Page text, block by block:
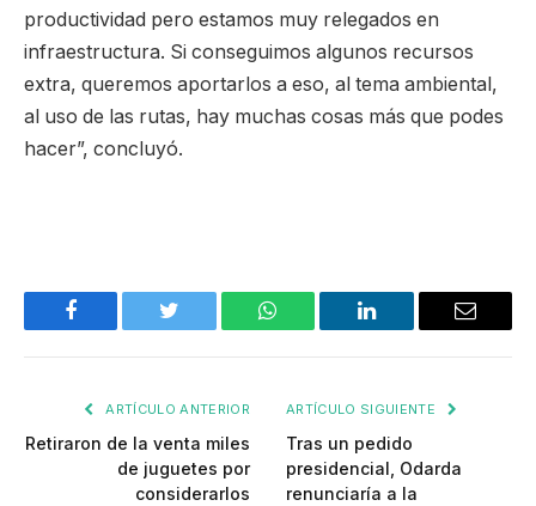
productividad pero estamos muy relegados en
infraestructura. Si conseguimos algunos recursos
extra, queremos aportarlos a eso, al tema ambiental,
al uso de las rutas, hay muchas cosas más que podes
hacer”, concluyó.
Facebook Twitter WhatsApp LinkedIn Email
ARTÍCULO ANTERIOR
Retiraron de la venta miles
de juguetes por
considerarlos
ARTÍCULO SIGUIENTE
Tras un pedido
presidencial, Odarda
renunciaría a la